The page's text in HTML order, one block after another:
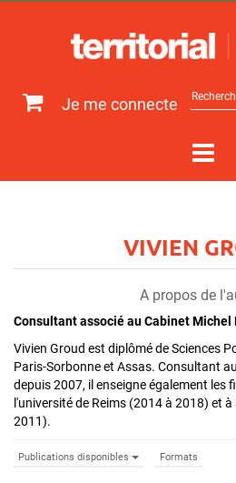
Je me connecte
VIVIEN
A propos de
Consultant associé au Cabinet Michel
Vivien Groud est diplômé de Sciences
Paris-Sorbonne et Assas. Consultant
depuis 2007, il enseigne également les
l'université de Reims (2014 à 2018) et
2011).
Publications disponibles Formats